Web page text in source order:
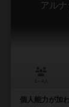
アル
個人能力が加